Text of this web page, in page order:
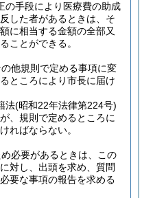
の手段により医療費の助成
した者があるときは、そ
に相当する金額の全部又
ことができる。
他規則で定める事項に変
ところにより市長に届け
法(昭和22年法律第224号)
、規則で定めるところに
ればならない。
必要があるときは、この
対し、出頭を求め、質問
要な事項の報告を求める